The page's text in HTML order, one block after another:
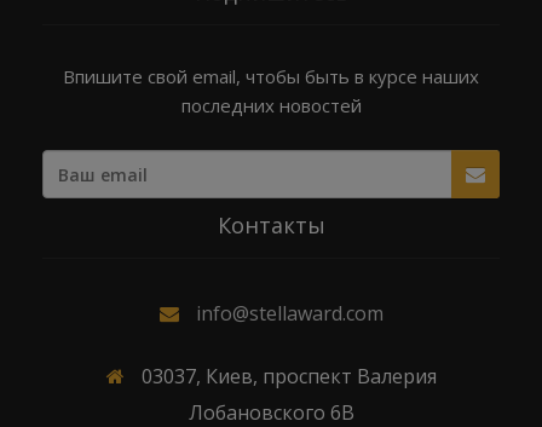
Впишите свой email, чтобы быть в курсе наших
последних новостей
Контакты
info@stellaward.com
03037, Киев, проспект Валерия
Лобановского 6В